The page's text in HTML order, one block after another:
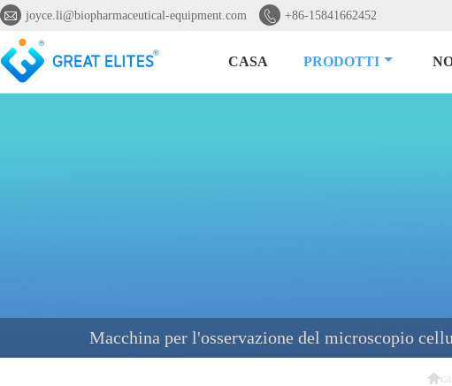
 joyce.li@biopharmaceutical-equipment.com  +86-15841662452
CASA PRODOTTI
Macchina per l'osservazione del microscopio
